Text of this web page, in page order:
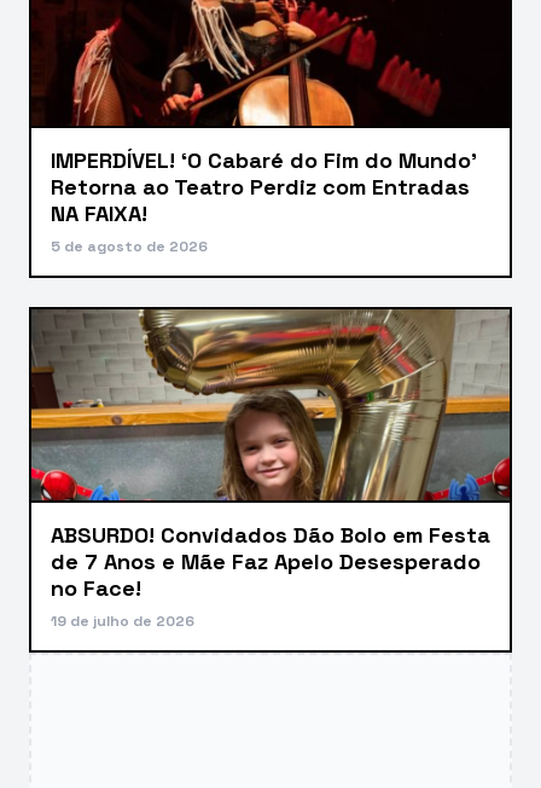
IMPERDÍVEL! ‘O Cabaré do Fim do Mundo’
Retorna ao Teatro Perdiz com Entradas
NA FAIXA!
5 de agosto de 2026
ABSURDO! Convidados Dão Bolo em Festa
de 7 Anos e Mãe Faz Apelo Desesperado
no Face!
19 de julho de 2026